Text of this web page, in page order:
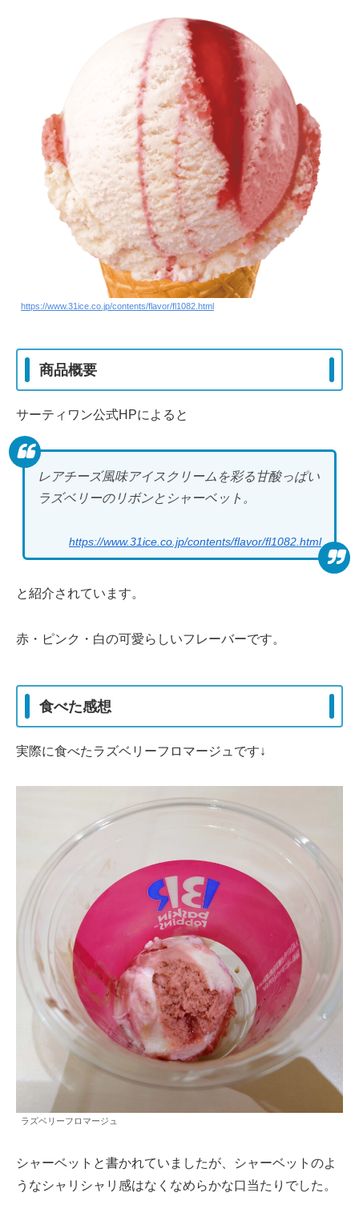
https://www.31ice.co.jp/contents/flavor/fl1082.html
商品概要
サーティワン公式HPによると
レアチーズ風味アイスクリームを彩る甘酸っぱい
ラズベリーのリボンとシャーベット。
https://www.31ice.co.jp/contents/flavor/fl1082.html
と紹介されています。
赤・ピンク・白の可愛らしいフレーバーです。
食べた感想
実際に食べたラズベリーフロマージュです↓
ラズベリーフロマージュ
シャーベットと書かれていましたが、シャーベットのよ
うなシャリシャリ感はなくなめらかな口当たりでした。